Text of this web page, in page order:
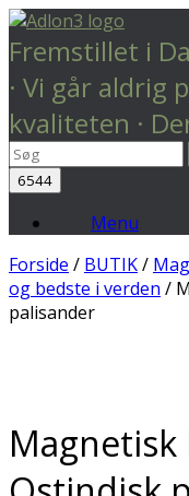
Fremstillet i
· Vi går aldrig
kvaliteten ·
Menu
Forside / BUTIK/
og bedste i verden /
palisander